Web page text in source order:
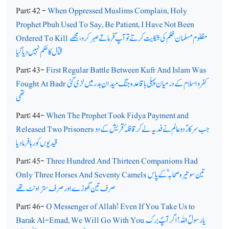
Part: 42 -When Oppressed Muslims Complain, Holy
Prophet Pbuh Used To Say, Be Patient, I Have Not Been
Ordered To Killمظلوم مسلمان ظلم کی شکایت کرتے توآپ ؐ فرماتے صبرکرو،مجھے
قتال کا حکم نہیں دیا گیا
Part: 43-First Regular Battle Between Kufr And Islam Was
Fought At Badrکفر و اسلام کے درمیان پہلی باقاعدہ جنگ میدان ِ بدر میں لڑی گئی
تھی
Part: 44-When The Prophet Took Fidya Payment and
Released Two Prisonersجب سرکارؐ دوعالم نے فدیہ لے کر قافلہ ٔ قریش کے دو
قیدیوں کو رہا فرما دیا
Part: 45-Three Hundred And Thirteen Companions Had
Only Three Horses And Seventy Camelsتین سو تیرہ صحابہ ؓکے پاس
صرف تین گھوڑے اور صرف ستر اونٹ تھے
Part: 46-O Messenger of Allah! Even If You Take Us to
Barak Al-Emad, We Will Go With Youیارسولؐ اللہ ! اگر آپؐ برک